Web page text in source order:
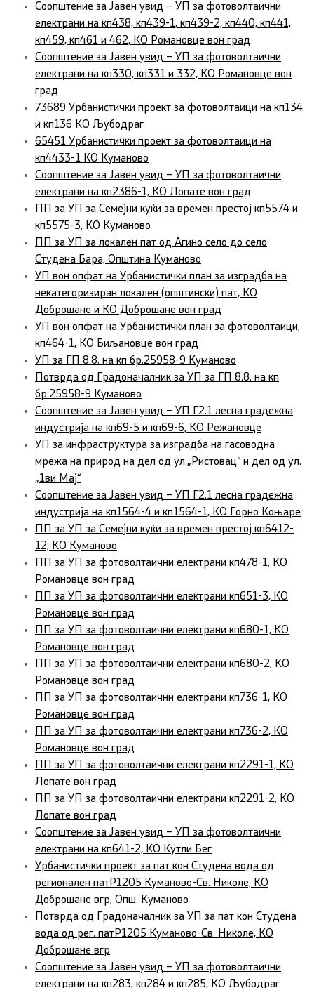
Соопштение за Јавен увид – УП за фотоволтаични
електрани на кп438, кп439-1, кп439-2, кп440, кп441,
кп459, кп461 и 462, КО Романовце вон град
Соопштение за Јавен увид – УП за фотоволтаични
електрани на кп330, кп331 и 332, КО Романовце вон
град
73689 Урбанистички проект за фотоволтаици на кп134
и кп136 КО Љубодраг
65451 Урбанистички проект за фотоволтаици на
кп4433-1 КО Куманово
Соопштение за Јавен увид – УП за фотоволтаични
електрани на кп2386-1, КО Лопате вон град
ПП за УП за Семејни куќи за времен престој кп5574 и
кп5575-3, КО Куманово
ПП за УП за локален пат од Агино село до село
Студена Бара, Општина Куманово
УП вон опфат на Урбанистички план за изградба на
некатегоризиран локален (општински) пат, КО
Доброшане и КО Доброшане вон град
УП вон опфат на Урбанистички план за фотоволтаици,
кп464-1, КО Биљановце вон град
УП за ГП 8.8. на кп бр.25958-9 Куманово
Потврда од Градоначалник за УП за ГП 8.8. на кп
бр.25958-9 Куманово
Соопштение за Јавен увид – УП Г2.1 лесна градежна
индустрија на кп69-5 и кп69-6, КО Режановце
УП за инфраструктура за изградба на гасоводна
мрежа на природ на дел од ул.„Ристовац“ и дел од ул.
„1ви Мај“
Соопштение за Јавен увид – УП Г2.1 лесна градежна
индустрија на кп1564-4 и кп1564-1, КО Горно Коњаре
ПП за УП за Семејни куќи за времен престој кп6412-
12, КО Куманово
ПП за УП за фотоволтаични електрани кп478-1, КО
Романовце вон град
ПП за УП за фотоволтаични електрани кп651-3, КО
Романовце вон град
ПП за УП за фотоволтаични електрани кп680-1, КО
Романовце вон град
ПП за УП за фотоволтаични електрани кп680-2, КО
Романовце вон град
ПП за УП за фотоволтаични електрани кп736-1, КО
Романовце вон град
ПП за УП за фотоволтаични електрани кп736-2, КО
Романовце вон град
ПП за УП за фотоволтаични електрани кп2291-1, КО
Лопате вон град
ПП за УП за фотоволтаични електрани кп2291-2, КО
Лопате вон град
Соопштение за Јавен увид – УП за фотоволтаични
електрани на кп641-2, КО Кутли Бег
Урбанистички проект за пат кон Студена вода од
регионален патР1205 Куманово-Св. Николе, КО
Доброшане вгр, Опш. Куманово
Потврда од Градоначалник за УП за пат кон Студена
вода од рег. патР1205 Куманово-Св. Николе, КО
Доброшане вгр
Соопштение за Јавен увид – УП за фотоволтаични
електрани на кп283, кп284 и кп285, КО Љубодраг